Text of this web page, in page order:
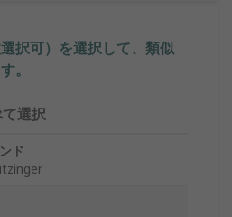
択可）を選択して、類似
。
選択
ド